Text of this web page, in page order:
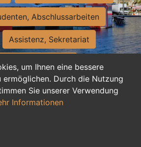
um Ihnen eine bessere
Durch die Nutzung
Sie unserer Verwendung
Informationen
Abschlussarbeiten
Assistenz, Sekretariat
und Nebenjobs
Materialwirtschaft
duale Ausbildung